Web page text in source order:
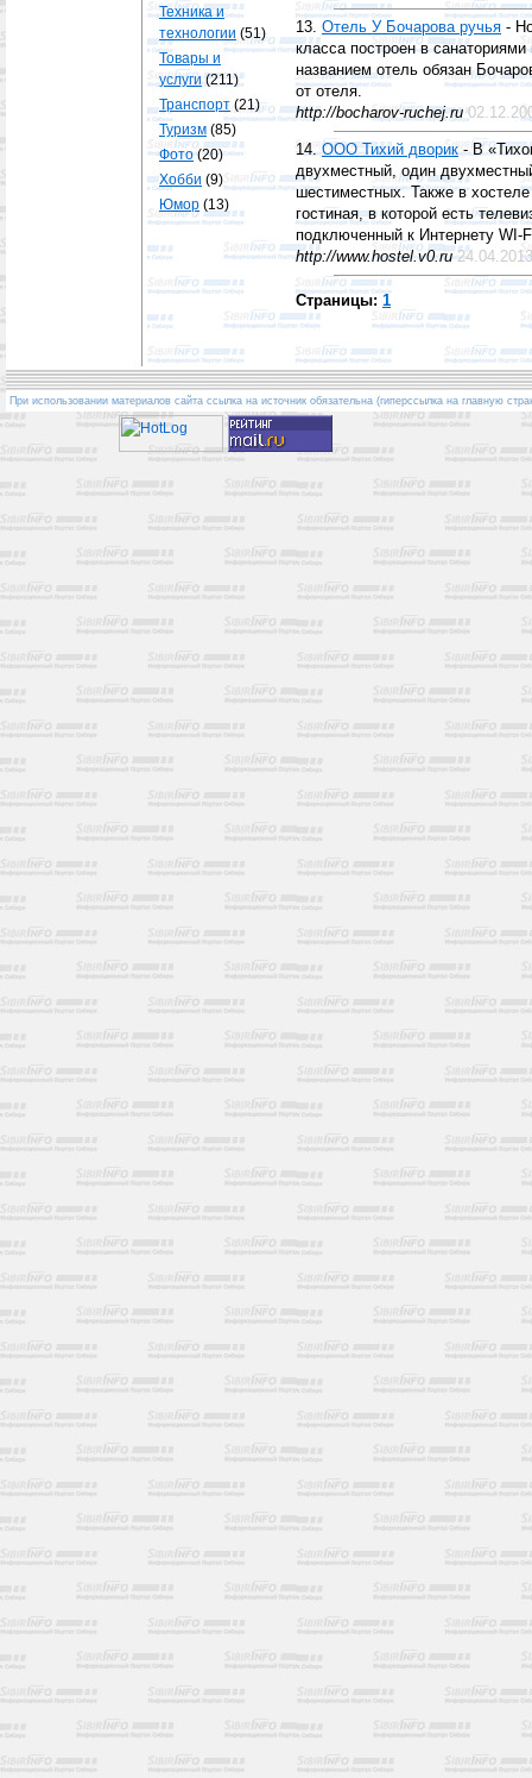
Техника и
технологии (51)
Товары и
услуги(211)
Транспорт (21)
Туризм (85)
Фото(20)
Хобби (9)
Юмор (13)
13. Отель У Бочарова ручья -
класса построен в
названием отель обязан
от отеля.
http://bocharov-ruchej.ru
14.OOO Тихий дворик- В
двухместный, один
шестиместных. Также в
гостиная, в которой есть
подключенный к Интернету WI-
http://www.hostel.v0.ru 24.04.2013
Страницы: 1
При использовании материалов сайта ссылка на источник обязательна (гиперссылка на главную